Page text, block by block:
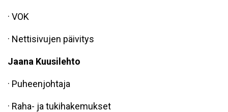
· VOK
· Nettisivujen päivitys
Jaana Kuusilehto
· Puheenjohtaja
· Raha- ja tukihakemukset